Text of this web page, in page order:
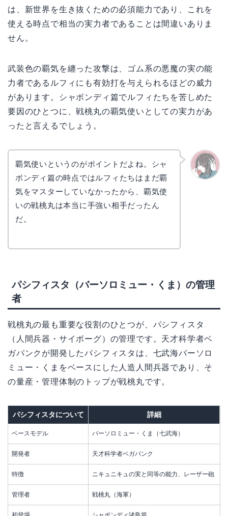
は、新世界を生き抜くための必須能力であり、これを
使える時点で相当の実力者であることは間違いありま
せん。
武装色の覇気を纏った攻撃は、ゴム系の悪魔の実の能
力者であるルフィにも有効打を与えられるほどの威力
があります。シャボンディ篇でルフィたちを苦しめた
要因のひとつに、戦桃丸の覇気使いとしての実力があ
ったと言えるでしょう。
覇気使いというのがポイントだよね。シャ
ボンディ篇の時点ではルフィたちはまだ覇
気をマスターしていなかったから、覇気使
いの戦桃丸は本当に手強い相手だったん
だ。
パシフィスタ（バーソロミュー・くま）の管理
者
戦桃丸の最も重要な役割のひとつが、パシフィスタ
（人間兵器・サイボーグ）の管理です。天才科学者ベ
ガパンクが開発したパシフィスタは、七武海バーソロ
ミュー・くまをベースにした人造人間兵器であり、そ
の量産・管理体制のトップが戦桃丸です。
パシフィスタについて 詳細
ベースモデル バーソロミュー・くま（七武海）
開発者 天才科学者ベガパンク
特徴 ニキュニキュの実と同等の能力、レーザー砲
管理者 戦桃丸（海軍）